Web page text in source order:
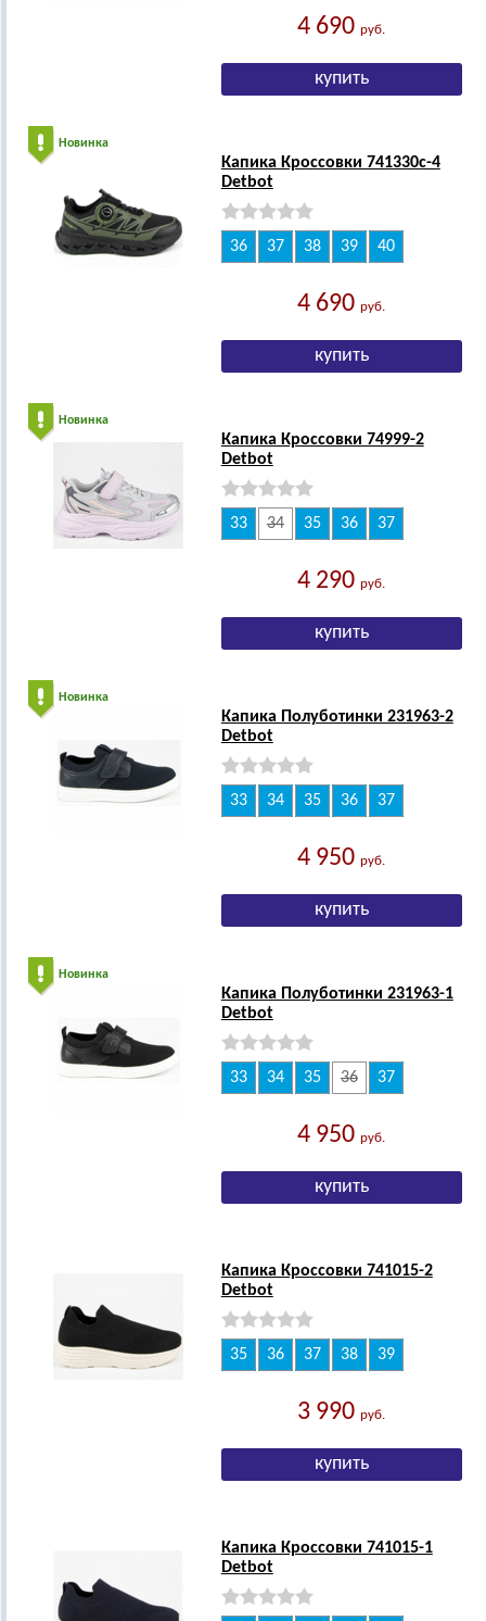
4 690руб.
Новинка
Капика Кроссовки 741330с-4
Detbot
36 37 38 39 40
4 690руб.
Новинка
Капика Кроссовки 74999-2
Detbot
33 34 35 36 37
4 290руб.
Новинка
Капика Полуботинки 231963-2
Detbot
33 34 35 36 37
4 950руб.
Новинка
Капика Полуботинки 231963-1
Detbot
33 34 35 36 37
4 950руб.
Капика Кроссовки 741015-2
Detbot
35 36 37 38 39
3 990руб.
Капика Кроссовки 741015-1
Detbot